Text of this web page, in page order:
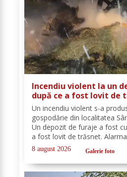
Incendiu violent la un
după ce a fost lovit de
Un incendiu violent s-a
gospodărie din localitatea
Un depozit de furaje a fost
a fost lovit de trăsnet.
ora 22:00. La caz s-au
pompierii din cadrul...
8 august 2026 Galerie foto